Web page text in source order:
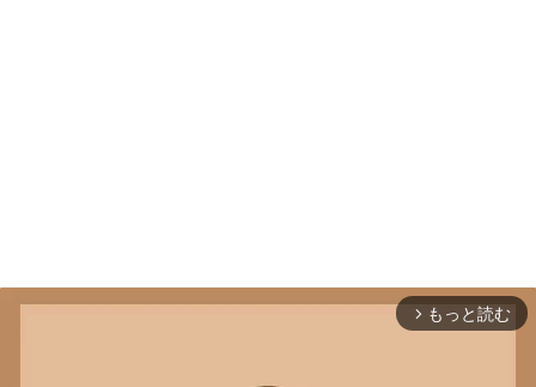
arrow_forward_ios もっと読む